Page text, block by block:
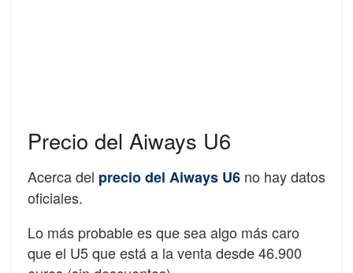
Precio del Aiways U6
Acerca del precio del Aiways U6 no hay datos
oficiales.
Lo más probable es que sea algo más caro
que el U5 que está a la venta desde 46.900